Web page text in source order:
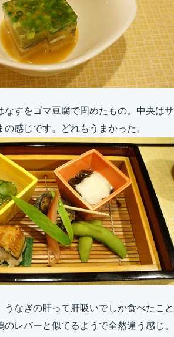
すをゴマ豆腐で固めたもの。中央はサ
感じです。どれもうまかった。
なぎの肝って肝吸いでしか食べたこと
レバーと似てるようで全然違う感じ。